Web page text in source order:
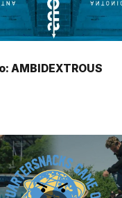
AMBIDEXTROUS